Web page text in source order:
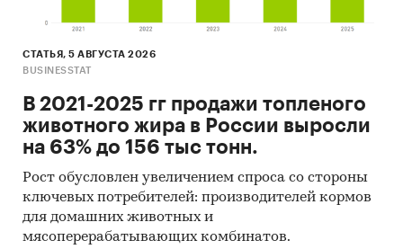
Фонда (International Monetary Fund).
Материалы Всемирного банка (World Bank).
Материалы Организации экономического
сотрудничества и развития (Organization for
Материалы International Trade Centre.
Материалы Index Mundi.
СТАТЬЯ, 5 АВГУСТА 2026
BUSINESSTAT
В 2021-2025 гг продажи топленого
животного жира в России выросли
на 63% до 156 тыс тонн.
Рост обусловлен увеличением спроса со стороны
ключевых потребителей: производителей кормов
для домашних животных и
мясоперерабатывающих комбинатов.